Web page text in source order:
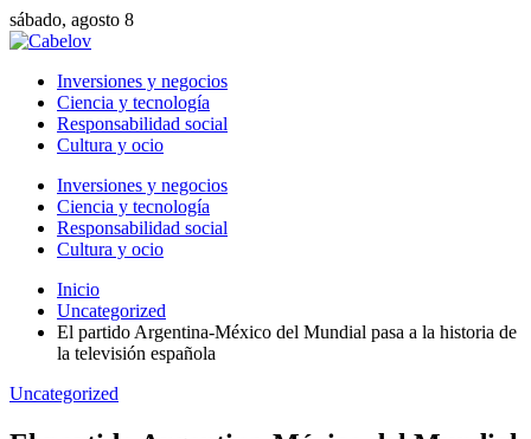
sábado, agosto 8
Inversiones y negocios
Ciencia y tecnología
Responsabilidad social
Cultura y ocio
Inversiones y negocios
Ciencia y tecnología
Responsabilidad social
Cultura y ocio
Inicio
Uncategorized
El partido Argentina-México del Mundial pasa a la historia de
la televisión española
Uncategorized